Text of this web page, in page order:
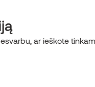
ar ieškote